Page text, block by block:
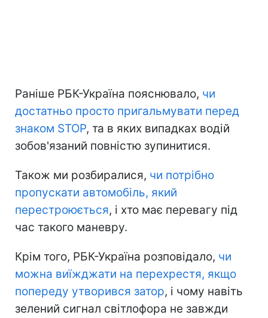
Раніше РБК-Україна пояснювало, чи
достатньо просто пригальмувати перед
знаком STOP, та в яких випадках водій
зобов'язаний повністю зупинитися.
Також ми розбиралися, чи потрібно
пропускати автомобіль, який
перестроюється, і хто має перевагу під
час такого маневру.
Крім того, РБК-Україна розповідало, чи
можна виїжджати на перехрестя, якщо
попереду утворився затор, і чому навіть
зелений сигнал світлофора не завжди